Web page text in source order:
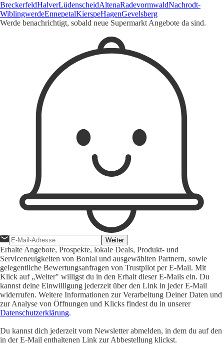
BreckerfeldHalverLüdenscheidAltenaRadevormwaldNachrodt-
WiblingwerdeEnnepetalKierspeHagenGevelsberg
Werde benachrichtigt, sobald neue Supermarkt Angebote da sind.
Weiter
Erhalte Angebote, Prospekte, lokale Deals, Produkt- und
Serviceneuigkeiten von Bonial und ausgewählten Partnern, sowie
gelegentliche Bewertungsanfragen von Trustpilot per E-Mail. Mit
Klick auf „Weiter" willigst du in den Erhalt dieser E-Mails ein. Du
kannst deine Einwilligung jederzeit über den Link in jeder E-Mail
widerrufen. Weitere Informationen zur Verarbeitung Deiner Daten und
zur Analyse von Öffnungen und Klicks findest du in unserer
Datenschutzerklärung.
Du kannst dich jederzeit vom Newsletter abmelden, in dem du auf den
in der E-Mail enthaltenen Link zur Abbestellung klickst.